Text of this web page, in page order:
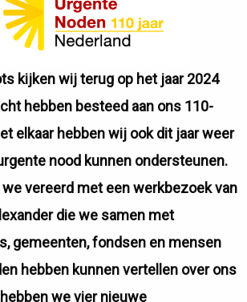
kijken wij terug op het jaar 2024
hebben besteed aan ons 110-
elkaar hebben wij ook dit jaar weer
nood kunnen ondersteunen.
vereerd met een werkbezoek van
die we samen met
gemeenten, fondsen en mensen
hebben kunnen vertellen over ons
we vier nieuwe